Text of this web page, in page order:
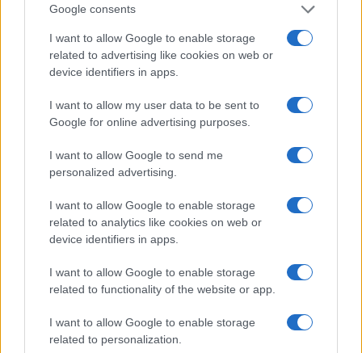
Google consents
I want to allow Google to enable storage
related to advertising like cookies on web or
device identifiers in apps.
I want to allow my user data to be sent to
Google for online advertising purposes.
I want to allow Google to send me
personalized advertising.
I want to allow Google to enable storage
related to analytics like cookies on web or
device identifiers in apps.
I want to allow Google to enable storage
related to functionality of the website or app.
I want to allow Google to enable storage
related to personalization.
condizione umana. “la disgrazia vuole che chi vuol
fare l’angelo fa la bestia”.
Quanto i giovani dovrebbero riflettere su questo
punto, oggi che trionfa dappertutto una visione
manichea e banale dell’umano, con l’aiuto della
grande cultura classica, dalle tragedie greche ai
mistici cristiani, dalla sapienza giuridica dei
scetticismo umanistico di un Montaigne! Il
paradosso di tutta la faccenda è che, ancora una
e la cultura per fini politici e strumentali,
accusa gli altri di farlo e vuole pure farci la
morale.